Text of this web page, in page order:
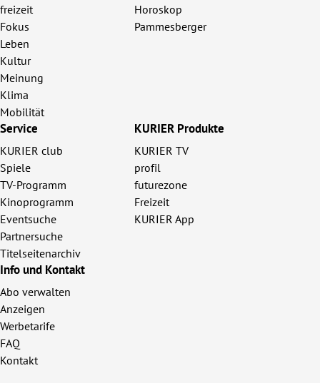
freizeit
Fokus
Leben
Kultur
Meinung
Klima
Mobilität
Horoskop
Pammesberger
Service
KURIER club
Spiele
TV-Programm
Kinoprogramm
Eventsuche
Partnersuche
Titelseitenarchiv
KURIER Produkte
KURIER TV
profil
futurezone
Freizeit
KURIER App
Info und Kontakt
Abo verwalten
Anzeigen
Werbetarife
FAQ
Kontakt